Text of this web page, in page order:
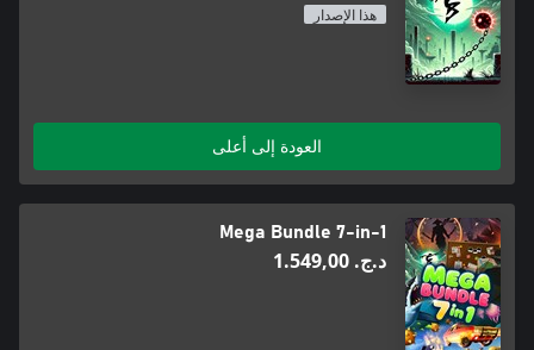
هذا الإصدار
العودة إلى أعلى
Mega Bundle 7-in-1
د.ج.‏ 1.549,00